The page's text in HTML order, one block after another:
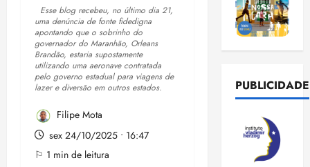
Esse blog recebeu, no último dia 21,
uma denúncia de fonte fidedigna
apontando que o sobrinho do
governador do Maranhão, Orleans
Brandão, estaria supostamente
utilizando uma aeronave contratada
pelo governo estadual para viagens de
lazer e diversão em outros estados.
Filipe Mota
sex 24/10/2025 • 16:47
⚐ 1 min de leitura
PUBLICIDADE